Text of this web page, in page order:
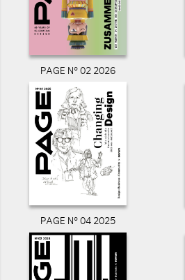
PAGE N° 02 2026
PAGE N° 04 2025